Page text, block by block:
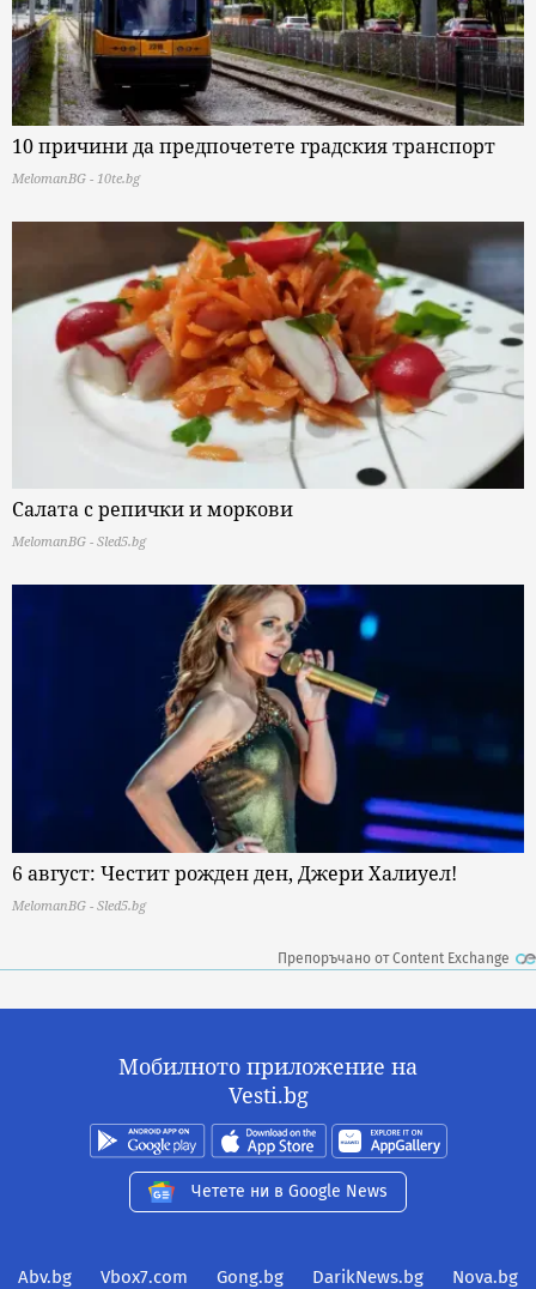
10 причини да предпочетете градския транспорт
MelomanBG - 10te.bg
Салата с репички и моркови
MelomanBG - Sled5.bg
6 август: Честит рожден ден, Джери Халиуел!
MelomanBG - Sled5.bg
Препоръчано от Content Exchange
Мобилното приложение на
Vesti.bg
Четете ни в Google News
Abv.bg Vbox7.com Gong.bg DarikNews.bg Nova.bg